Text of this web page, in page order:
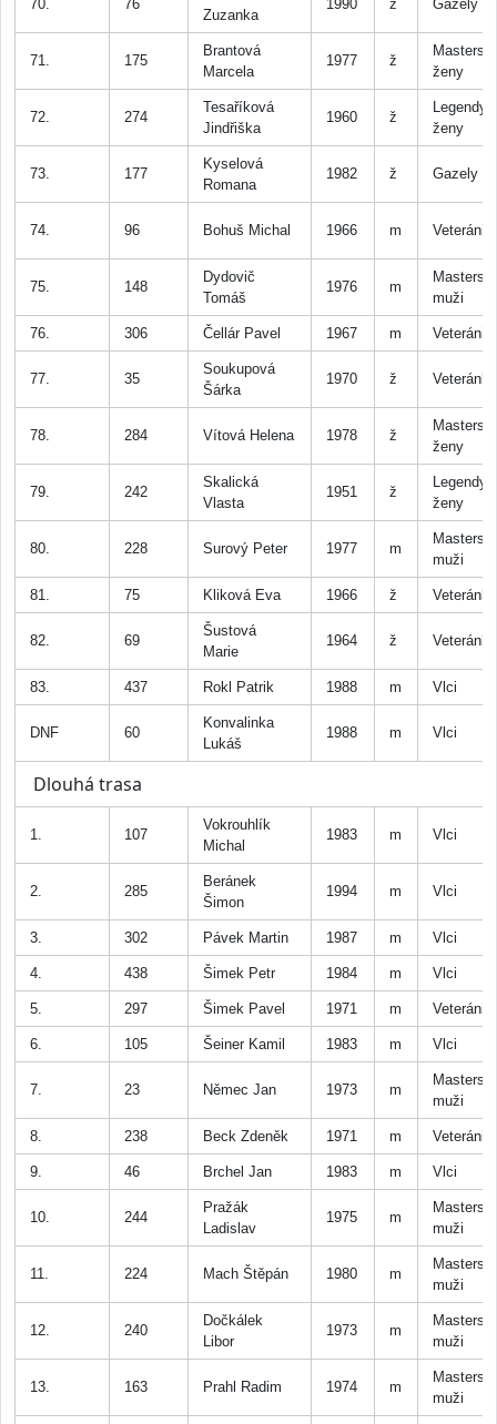
70. 76
Zuzanka
1990 ž Gazely
71. 175
Brantová
Marcela
1977 ž
Masters
ženy
72. 274
Tesaříková
Jindřiška
1960 ž
Legendy
ženy
73. 177
Kyselová
Romana
1982 ž Gazely
74. 96 Bohuš Michal 1966 m Veteráni
75. 148
Dydovič
Tomáš
1976 m
Masters
muži
76. 306 Čellár Pavel 1967 m Veteráni
77. 35
Soukupová
Šárka
1970 ž Veteránky
78. 284 Vítová Helena 1978 ž
Masters
ženy
79. 242
Skalická
Vlasta
1951 ž
Legendy
ženy
80. 228 Surový Peter 1977 m
Masters
muži
81. 75 Kliková Eva 1966 ž Veteránky
82. 69
Šustová
Marie
1964 ž Veteránky
83. 437 Rokl Patrik 1988 m Vlci
DNF 60
Konvalinka
Lukáš
1988 m Vlci
Dlouhá trasa
1. 107
Vokrouhlík
Michal
1983 m Vlci
2. 285
Beránek
Šimon
1994 m Vlci
3. 302 Pávek Martin 1987 m Vlci
4. 438 Šimek Petr 1984 m Vlci
5. 297 Šimek Pavel 1971 m Veteráni
6. 105 Šeiner Kamil 1983 m Vlci
7. 23 Němec Jan 1973 m
Masters
muži
8. 238 Beck Zdeněk 1971 m Veteráni
9. 46 Brchel Jan 1983 m Vlci
10. 244
Pražák
Ladislav
1975 m
Masters
muži
11. 224 Mach Štěpán 1980 m
Masters
muži
12. 240
Dočkálek
Libor
1973 m
Masters
muži
13. 163 Prahl Radim 1974 m
Masters
muži